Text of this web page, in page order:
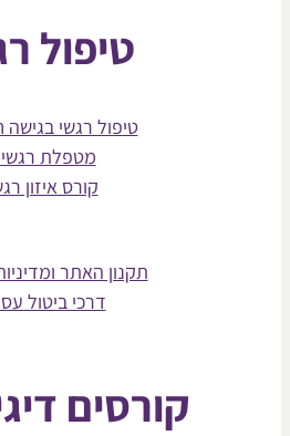
טיפול רגשי
טיפול רגשי בגישה חווייתית
מטפלת רגשית
קורס איזון רגשי
תקנון האתר ומדיניות
דרכי ביטול עסקה
קורסים